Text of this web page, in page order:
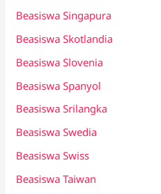
Beasiswa Singapura
Beasiswa Skotlandia
Beasiswa Slovenia
Beasiswa Spanyol
Beasiswa Srilangka
Beasiswa Swedia
Beasiswa Swiss
Beasiswa Taiwan